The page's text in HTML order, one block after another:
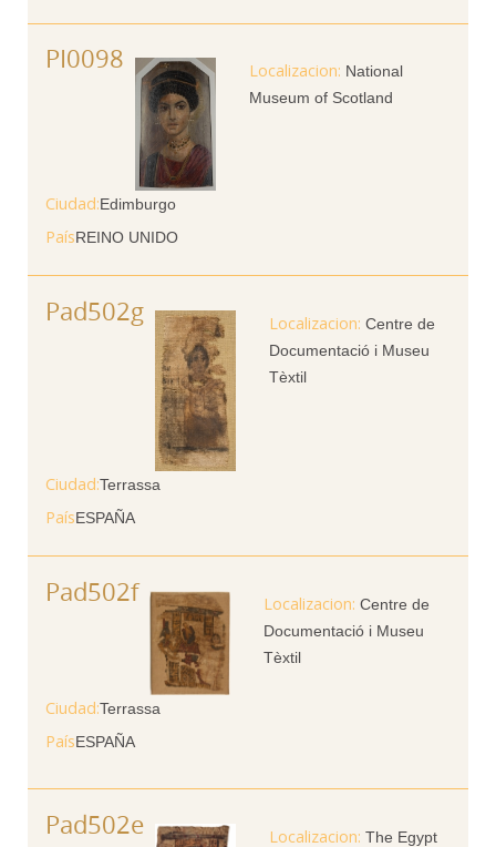
PI0098
National
Museum of Scotland
Ciudad Edimburgo
PaísREINO UNIDO
Pad502g
Centre de
Documentació i Museu
Tèxtil
Ciudad Terrassa
PaísESPAÑA
Pad502f
Centre de
Documentació i Museu
Tèxtil
Ciudad Terrassa
PaísESPAÑA
Pad502e
The Egypt